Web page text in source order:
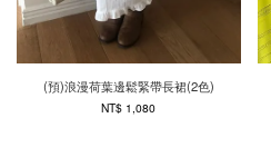
(預)浪漫荷葉邊鬆緊帶長裙(2色)
NT$ 1,080